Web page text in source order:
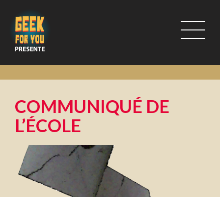
COMMUNIQUÉ DE
L’ÉCOLE